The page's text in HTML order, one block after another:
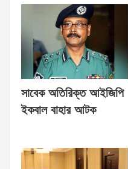
সাবেক অতিরিক্ত আইজিপি
ইকবাল বাহার আটক